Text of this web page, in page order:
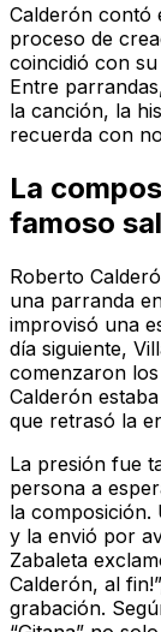
Calderón contó
proceso de
coincidió con
Entre
la canción, la
recuerda con
La
famoso
Roberto
una parranda
improvisó una
día siguiente,
comenzaron
Calderón
que retrasó la
La presión fue
persona a
la composición.
y la envió por
Zabaleta
Calderón, al
grabación.